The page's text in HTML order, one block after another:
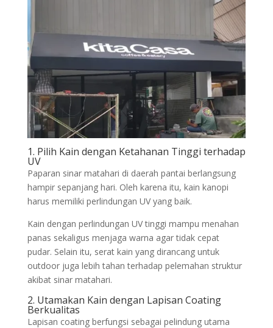
1. Pilih Kain dengan Ketahanan Tinggi terhadap
UV
Paparan sinar matahari di daerah pantai berlangsung
hampir sepanjang hari. Oleh karena itu, kain kanopi
harus memiliki perlindungan UV yang baik.
Kain dengan perlindungan UV tinggi mampu menahan
panas sekaligus menjaga warna agar tidak cepat
pudar. Selain itu, serat kain yang dirancang untuk
outdoor juga lebih tahan terhadap pelemahan struktur
akibat sinar matahari.
2. Utamakan Kain dengan Lapisan Coating
Berkualitas
Lapisan coating berfungsi sebagai pelindung utama